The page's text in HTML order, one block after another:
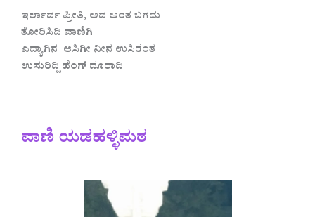
ಇರ್ಲಾರ್ದ ಪ್ರೀತಿ, ಅದ ಅಂತ ಬಗದು
ತೋರಿಸಿದಿ ವಾಣಿಗಿ
ಎದ್ಯಾಗಿನ ಆಸಿಗೀ ನೀನ ಉಸಿರಂತ
ಉಸುರಿದ್ದಿ ಹೆಂಗ್ ದೂರಾದಿ
——————
ವಾಣಿ ಯಡಹಳ್ಳಿಮಠ